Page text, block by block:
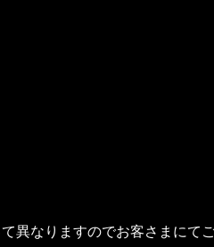
異なりますのでお客さまにて